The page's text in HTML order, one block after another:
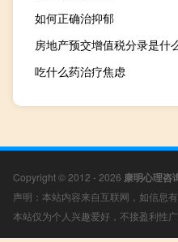
如何正确治抑郁
房地产预交增值税分录是什
吃什么药治疗焦虑
Copyright © 2012 - 2026 康明心理咨
声明：本站内容来自互联网，如信息
本站仅为个人兴趣爱好，不接盈利性